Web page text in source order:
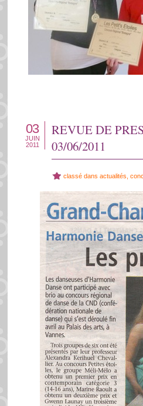
REVUE DE
03/06/2011
03
JUIN
2011
classé dans actualités